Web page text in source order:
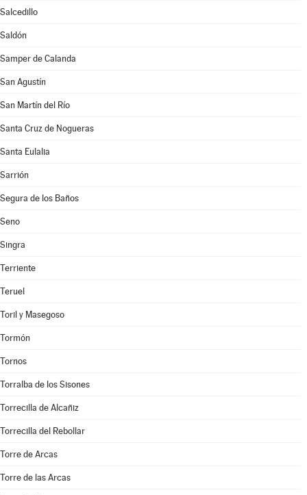
Salcedillo
Saldón
Samper de Calanda
San Agustín
San Martín del Río
Santa Cruz de Nogueras
Santa Eulalia
Sarrión
Segura de los Baños
Seno
Singra
Terriente
Teruel
Toril y Masegoso
Tormón
Tornos
Torralba de los Sisones
Torrecilla de Alcañiz
Torrecilla del Rebollar
Torre de Arcas
Torre de las Arcas